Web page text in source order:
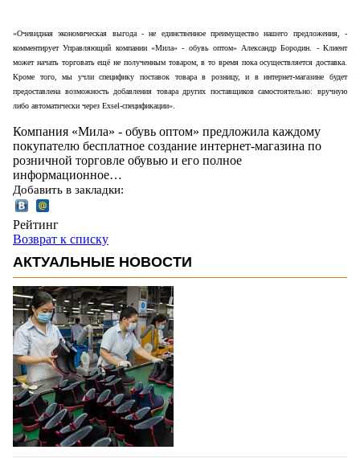
«Очевидная экономическая выгода - не единственное преимущество нашего предложения, -
комментирует Управляющий компании «Мила» - обувь оптом» Александр Бородин. - Клиент
может начать торговать ещё не полученным товаром, в то время пока осуществляется доставка.
Кроме того, мы учли специфику поставок товара в розницу, и в интернет-магазине будет
предоставлена возможность добавления товара других поставщиков самостоятельно: вручную
либо автоматически через Еxsel-спецификации».
Компания «Мила» - обувь оптом» предложила каждому
покупателю бесплатное создание интернет-магазина по
розничной торговле обувью и его полное
информационное…
Добавить в закладки:
Рейтинг
Возврат к списку
АКТУАЛЬНЫЕ НОВОСТИ